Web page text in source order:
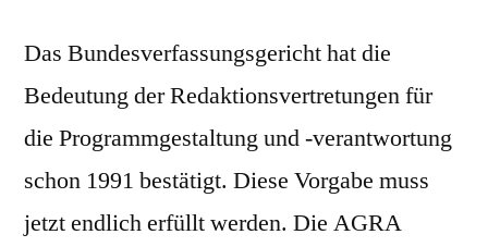
Das Bundesverfassungsgericht hat die
Bedeutung der Redaktionsvertretungen für
die Programmgestaltung und -verantwortung
schon 1991 bestätigt. Diese Vorgabe muss
jetzt endlich erfüllt werden. Die AGRA